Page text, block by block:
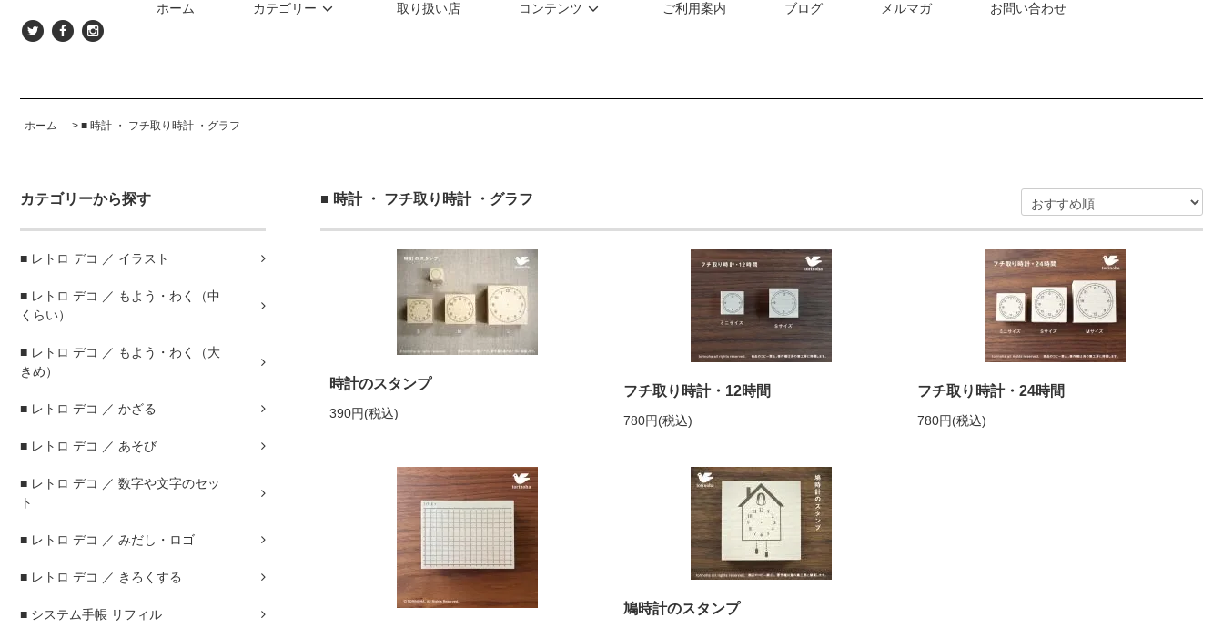
ホーム カテゴリー 取り扱い店 コンテンツ ご利用案内 ブログ メルマガ お問い合わせ
ホーム > ■ 時計 ・ フチ取り時計 ・グラフ
カテゴリーから探す
■ レトロ デコ ／ イラスト
■ レトロ デコ ／ もよう・わく（中
くらい）
■ レトロ デコ ／ もよう・わく（大
きめ）
■ レトロ デコ ／ かざる
■ レトロ デコ ／ あそび
■ レトロ デコ ／ 数字や文字のセッ
ト
■ レトロ デコ ／ みだし・ロゴ
■ レトロ デコ ／ きろくする
■ システム手帳 リフィル
■ 時計 ・ フチ取り時計 ・グラフ
時計のスタンプ
390円(税込)
フチ取り時計・12時間
780円(税込)
フチ取り時計・24時間
780円(税込)
鳩時計のスタンプ